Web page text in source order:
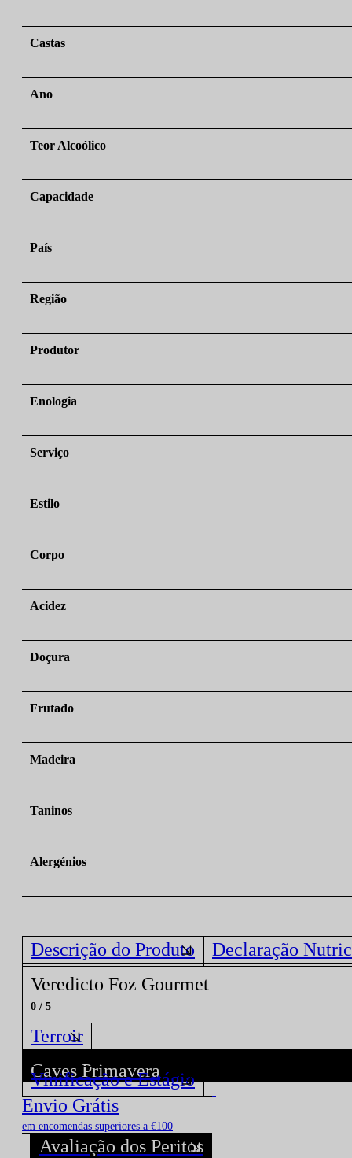
Castas
Ano
Teor Alcoólico
Capacidade
País
Região
Produtor
Enologia
Serviço
Estilo
Corpo
Acidez
Doçura
Frutado
Madeira
Taninos
Alergénios
Descrição do Produto
Declaração
Veredicto Foz Gourmet
0 / 5
Terroir
Caves Primavera
Descubra todos os Vinhos deste Produtor!
Vinificação e Estágio
Envio Grátis
em encomendas superiores a €100
Avaliação dos Peritos